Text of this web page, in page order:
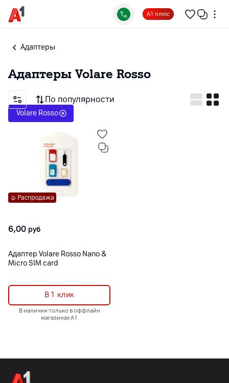
А1 плюс
Адаптеры
Адаптеры Volare Rosso
По популярности
Volare Rosso
Распродажа
6,00 руб
Адаптер Volare Rosso Nano &
Micro SIM card
В 1 клик
В наличии только в оффлайн
магазинах А1